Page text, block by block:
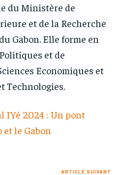
du Ministère de
et de la Recherche
Gabon. Elle forme en
et de
Economiques et
Technologies.
IYé 2024 : Un pont
le Gabon
ARTICLE SUIVANT